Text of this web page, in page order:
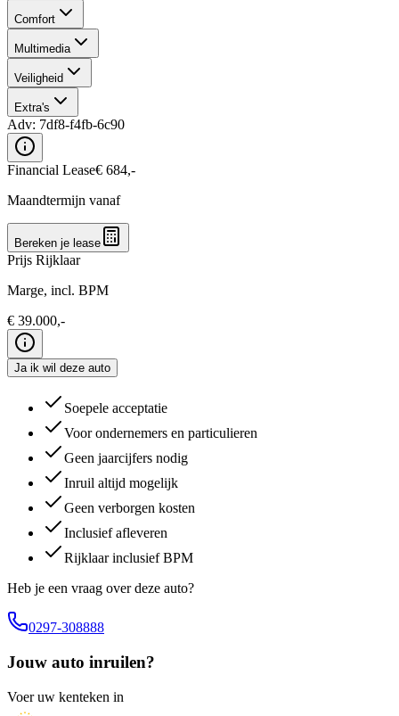
Comfort
Multimedia
Veiligheid
Extra's
Adv: 7df8-f4fb-6c90
Financial Lease€ 684,-
Maandtermijn vanaf
Bereken je lease
Prijs Rijklaar
Marge, incl. BPM
€ 39.000,-
Ja ik wil deze auto
Soepele acceptatie
Voor ondernemers en particulieren
Geen jaarcijfers nodig
Inruil altijd mogelijk
Geen verborgen kosten
Inclusief afleveren
Rijklaar inclusief BPM
Heb je een vraag over deze auto?
0297-308888
Jouw auto inruilen?
Voer uw kenteken in